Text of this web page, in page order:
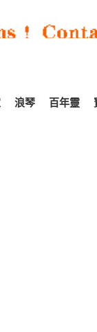
浪琴 百年靈